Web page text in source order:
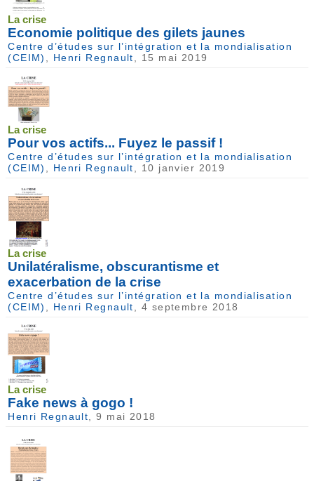
La crise
Economie politique des gilets jaunes
Centre d’études sur l’intégration et la mondialisation
(CEIM)
Henri Regnault , 15 mai 2019
La crise
Pour vos actifs... Fuyez le passif !
Centre d’études sur l’intégration et la mondialisation
(CEIM)
Henri Regnault , 10 janvier 2019
La crise
Unilatéralisme, obscurantisme et
exacerbation de la crise
Centre d’études sur l’intégration et la mondialisation
(CEIM)
Henri Regnault , 4 septembre 2018
La crise
Fake news à gogo !
Henri Regnault , 9 mai 2018